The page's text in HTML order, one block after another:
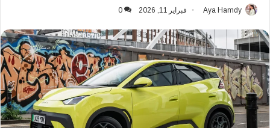
Aya Hamdy فبراير 11, 2026 0